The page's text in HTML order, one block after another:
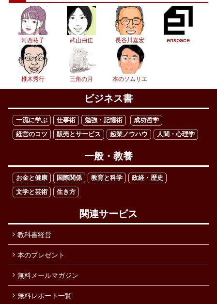
河西祐子 武山由佳 長谷川嘉宏 enspace
椎木秀行 三角の月 本のソムリエ
ビジネス書
一流に学ぶ 仕事術 勉強・記憶術
成功哲学
経営のコツ
販売とサービス 起業ノウハウ 人間・心理学
一般・教養
お金と健康 国際関係 教育と科学
政経・歴史
文学と芸術
生き方
関連サービス
教科書経営
本のプレゼント
無料メールマガジン
無料レポート一覧